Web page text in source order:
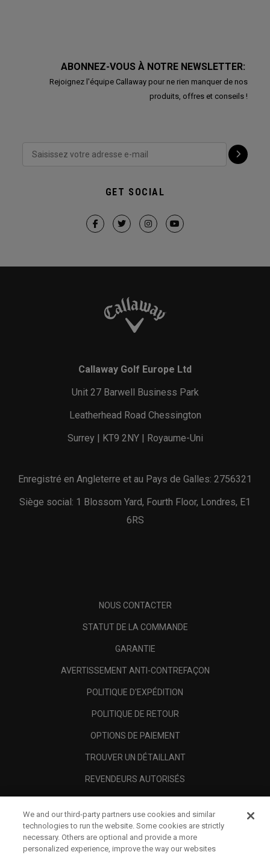
ABONNEZ-VOUS À NOTRE NEWSLETTER:
Rejoignez l'équipe Callaway pour ne rien manquer de nos
produits, offres et conseils !
GET SOCIAL
Callaway Golf Europe Ltd
Unit 27 Barwell Business Park
Leatherhead Road Chessington
Surrey | KT9 2NY | Royaume-Uni
Enregistré en Angleterre et au Pays de Galles: 2756321
Siège social: 1 Blossom Yard, Fourth Floor, Londres, E1
6RS
NOUS CONTACTER
STATUT DE LA COMMANDE
GARANTIE
AVERTISSEMENT ANTI-CONTREFAÇON
POLITIQUE D'EXPÉDITION
POLITIQUE DE RETOUR
OPTIONS DE PAIEMENT
TROUVER UN DÉTAILLANT
REVENDEURS AUTORISÉS
A PROPOS
MENTIONS LÉGALES
We and our third-party partners use cookies and similar
technologies to run the website. Some cookies are strictly
necessary. Others are optional and provide a more
personalized experience, improve the way our websites